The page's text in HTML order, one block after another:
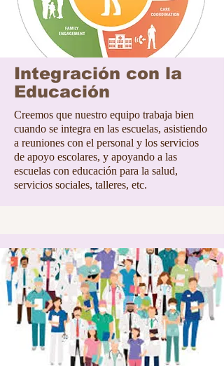
Integración con la
Educación
Creemos que nuestro equipo trabaja bien
cuando se integra en las escuelas, asistiendo
a reuniones con el personal y los servicios
de apoyo escolares, y apoyando a las
escuelas con educación para la salud,
servicios sociales, talleres, etc.